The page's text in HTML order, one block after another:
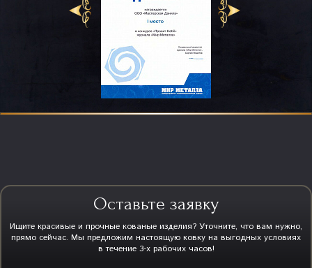
Оставьте заявку
Ищите красивые и прочные кованые изделия? Уточните, что вам нужно,
прямо сейчас. Мы предложим настоящую ковку на выгодных условиях
в течение 3-х рабочих часов!